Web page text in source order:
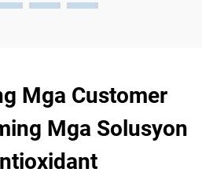
Mga Customer
Mga Solusyon